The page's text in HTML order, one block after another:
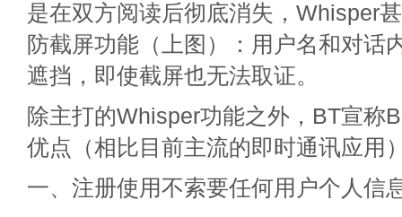
是在双方阅读后彻底消失，Whisper
防截屏功能（上图）：用户名和对话
遮挡，即使截屏也无法取证。
除主打的Whisper功能之外，BT宣称
优点（相比目前主流的即时通讯应用
一、注册使用不索要任何用户个人信